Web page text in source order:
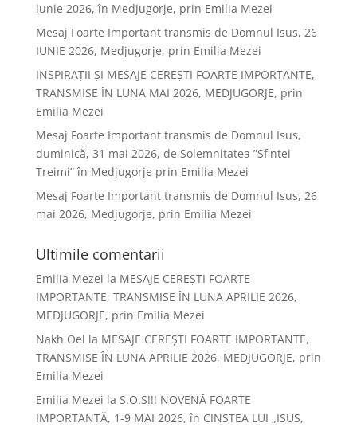
iunie 2026, în Medjugorje, prin Emilia Mezei
Mesaj Foarte Important transmis de Domnul Isus, 26
IUNIE 2026, Medjugorje, prin Emilia Mezei
INSPIRAȚII ȘI MESAJE CEREȘTI FOARTE IMPORTANTE,
TRANSMISE ÎN LUNA MAI 2026, MEDJUGORJE, prin
Emilia Mezei
Mesaj Foarte Important transmis de Domnul Isus,
duminică, 31 mai 2026, de Solemnitatea ”Sfintei
Treimi” în Medjugorje prin Emilia Mezei
Mesaj Foarte Important transmis de Domnul Isus, 26
mai 2026, Medjugorje, prin Emilia Mezei
Ultimile comentarii
Emilia Mezei la MESAJE CEREȘTI FOARTE
IMPORTANTE, TRANSMISE ÎN LUNA APRILIE 2026,
MEDJUGORJE, prin Emilia Mezei
Nakh Oel la MESAJE CEREȘTI FOARTE IMPORTANTE,
TRANSMISE ÎN LUNA APRILIE 2026, MEDJUGORJE, prin
Emilia Mezei
Emilia Mezei la S.O.S!!! NOVENĂ FOARTE
IMPORTANTĂ, 1-9 MAI 2026, în CINSTEA LUI „ISUS,